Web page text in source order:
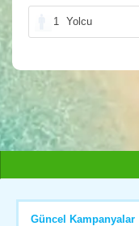
1 Yolcu
Güncel Kampanyalar